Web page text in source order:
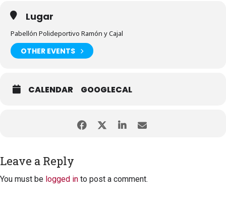
Lugar
Pabellón Polideportivo Ramón y Cajal
OTHER EVENTS
CALENDAR GOOGLECAL
Leave a Reply
You must be logged in to post a comment.